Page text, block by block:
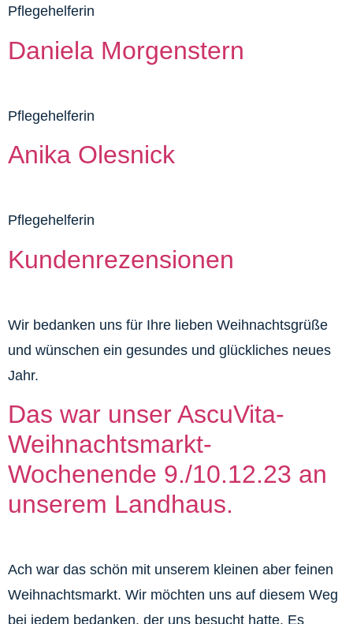
Pflegehelferin
Daniela Morgenstern
Pflegehelferin
Anika Olesnick
Pflegehelferin
Kundenrezensionen
Wir bedanken uns für Ihre lieben Weihnachtsgrüße
und wünschen ein gesundes und glückliches neues
Jahr.
Das war unser AscuVita-
Weihnachtsmarkt-
Wochenende 9./10.12.23 an
unserem Landhaus.
Ach war das schön mit unserem kleinen aber feinen
Weihnachtsmarkt. Wir möchten uns auf diesem Weg
bei jedem bedanken, der uns besucht hatte. Es